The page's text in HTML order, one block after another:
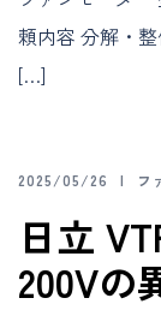
頼内容 分解・
[…]
2025/05/26 フ
日立
200Vの